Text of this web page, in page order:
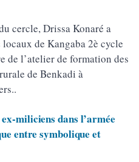
cercle, Drissa Konaré a
de Kangaba 2è cycle
de l’atelier de formation des
de Benkadi à
miliciens dans l’armée
entre symbolique et